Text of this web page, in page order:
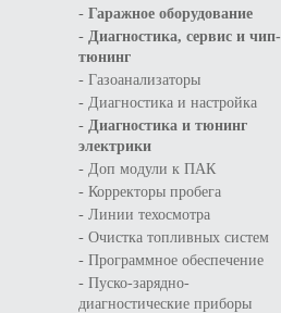
- Гаражное оборудование
- Диагностика, сервис и чип-
тюнинг
- Газоанализаторы
- Диагностика и настройка
- Диагностика и тюнинг
электрики
- Доп модули к ПАК
- Корректоры пробега
- Линии техосмотра
- Очистка топливных систем
- Программное обеспечение
- Пуско-зарядно-
диагностические приборы